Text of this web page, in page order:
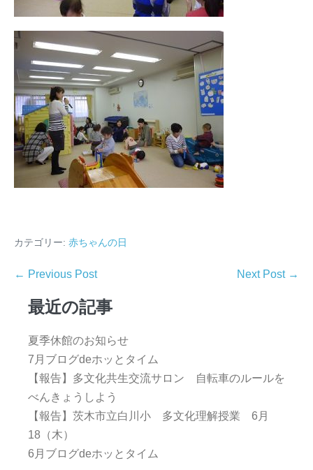
カテゴリー: 赤ちゃんの日
← Previous Post Next Post →
最近の記事
夏季休館のお知らせ
7月ブログdeホッとタイム
【報告】多文化共生交流サロン 自転車のルールを
べんきょうしよう
【報告】茨木市立白川小 多文化理解授業 6月
18（木）
6月ブログdeホッとタイム